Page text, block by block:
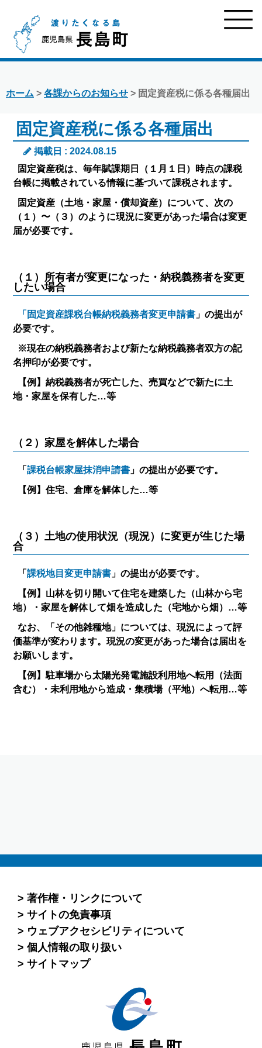
ホーム > 各課からのお知らせ > 固定資産税に係る各種届出
固定資産税に係る各種届出
掲載日 : 2024.08.15
固定資産税は、毎年賦課期日（１月１日）時点の課税
台帳に掲載されている情報に基づいて課税されます。
固定資産（土地・家屋・償却資産）について、次の
（１）〜（３）のように現況に変更があった場合は変更
届が必要です。
（１）所有者が変更になった・納税義務者を変更
したい場合
「固定資産課税台帳納税義務者変更申請書 」の提出が
必要です。
※現在の納税義務者および新たな納税義務者双方の記
名押印が必要です。
【例】納税義務者が死亡した、売買などで新たに土
地・家屋を保有した…等
（２）家屋を解体した場合
「課税台帳家屋抹消申請書 」の提出が必要です。
【例】住宅、倉庫を解体した…等
（３）土地の使用状況（現況）に変更が生じた場
合
「課税地目変更申請書 」の提出が必要です。
【例】山林を切り開いて住宅を建築した（山林から宅
地）・家屋を解体して畑を造成した（宅地から畑）…等
なお、「その他雑種地」については、現況によって評
価基準が変わります。現況の変更があった場合は届出を
お願いします。
【例】駐車場から太陽光発電施設利用地へ転用（法面
含む）・未利用地から造成・集積場（平地）へ転用…等
著作権・リンクについて
サイトの免責事項
ウェブアクセシビリティについて
個人情報の取り扱い
サイトマップ